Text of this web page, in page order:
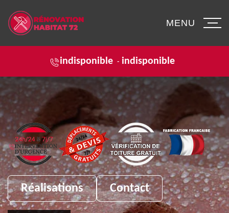
indisponible - indisponible
MENU
Réalisations Contact